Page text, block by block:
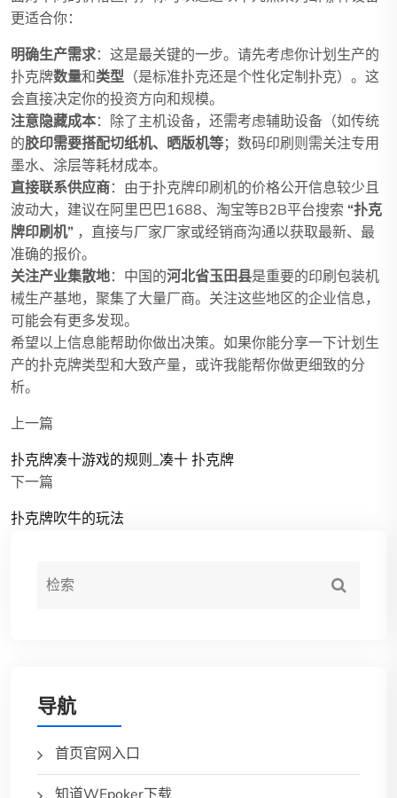
更适合你：
明确生产需求：这是最关键的一步。请先考虑你计划生产的
扑克牌数量和类型 （是标准扑克还是个性化定制扑克）。这
会直接决定你的投资方向和规模。
注意隐藏成本：除了主机设备，还需考虑辅助设备（如传统
的胶印需要搭配切纸机、晒版机等；数码印刷则需关注专用
墨水、涂层等耗材成本。
直接联系供应商：由于扑克牌印刷机的价格公开信息较少且
波动大，建议在阿里巴巴1688、淘宝等B2B平台搜索 “扑克
牌印刷机” ，直接与厂家厂家或经销商沟通以获取最新、最
准确的报价。
关注产业集散地：中国的河北省玉田县是重要的印刷包装机
械生产基地，聚集了大量厂商。关注这些地区的企业信息，
可能会有更多发现。
希望以上信息能帮助你做出决策。如果你能分享一下计划生
产的扑克牌类型和大致产量，或许我能帮你做更细致的分
析。
上一篇
扑克牌凑十游戏的规则_凑十 扑克牌
下一篇
扑克牌吹牛的玩法
导航
首页官网入口